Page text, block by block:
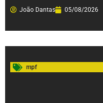
João Dantas 05/08/2026
mpf